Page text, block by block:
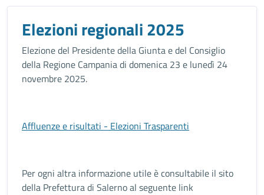
Elezioni regionali 2025
Elezione del Presidente della Giunta e del Consiglio
della Regione Campania di domenica 23 e lunedì 24
novembre 2025.
Affluenze e risultati - Elezioni Trasparenti
Per ogni altra informazione utile è consultabile il sito
della Prefettura di Salerno al seguente link